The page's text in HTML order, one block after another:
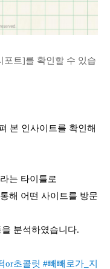
트]를 확인할 수 있습
본 인사이트를 확인해
는 타이틀로
해 어떤 사이트를 방문
분석하였습니다.
초콜릿 #빼빼로가_지